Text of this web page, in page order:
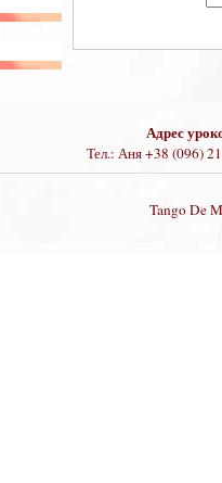
Адрес
Тел.: Аня +38 (096)
Tango De